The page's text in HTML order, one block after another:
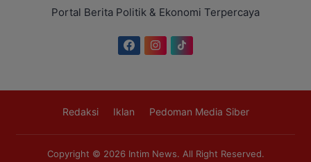
Portal Berita Politik & Ekonomi Terpercaya
Redaksi Iklan Pedoman Media Siber
Copyright © 2026 Intim News. All Right Reserved.